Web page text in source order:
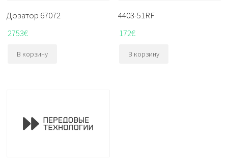
Дозатор 67072
2753€
В корзину
4403-51RF
172€
В корзину